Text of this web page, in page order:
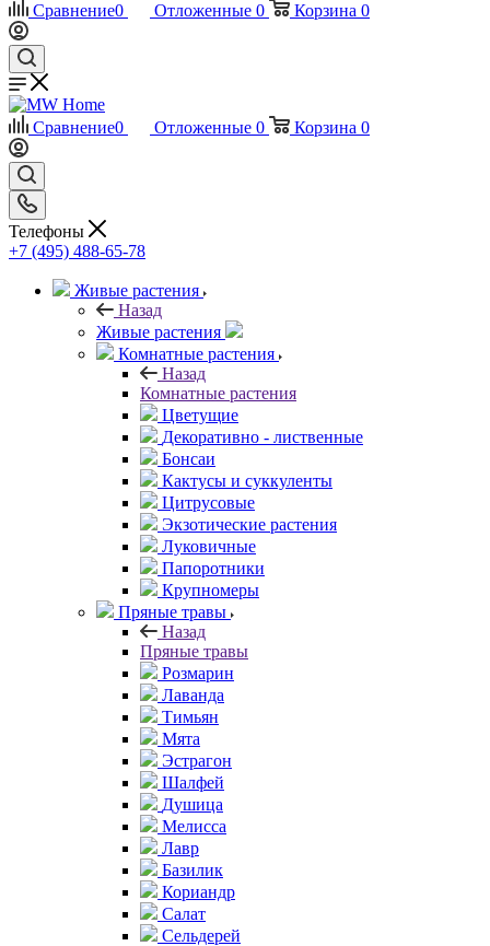
Сравнение0 Отложенные 0 Корзина 0
Сравнение0 Отложенные 0 Корзина 0
Телефоны
+7 (495) 488-65-78
Живые растения
Назад
Живые растения
Комнатные растения
Назад
Комнатные растения
Цветущие
Декоративно - лиственные
Бонсаи
Кактусы и суккуленты
Цитрусовые
Экзотические растения
Луковичные
Папоротники
Крупномеры
Пряные травы
Назад
Пряные травы
Розмарин
Лаванда
Тимьян
Мята
Эстрагон
Шалфей
Душица
Мелисса
Лавр
Базилик
Кориандр
Салат
Сельдерей